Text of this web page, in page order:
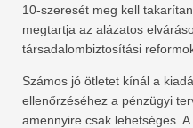
10-szeresét meg kell
megtartja az alázatos
társadalombiztosítási
Számos jó ötletet kínál a
ellenőrzéséhez a pénzügyi
amennyire csak lehetséges.